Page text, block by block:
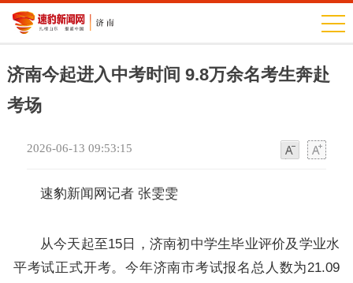
济南今起进入中考时间 9.8万余名考生奔赴
考场
2026-06-13 09:53:15
速豹新闻网记者 张雯雯
从今天起至15日，济南初中学生毕业评价及学业水
平考试正式开考。今年济南市考试报名总人数为21.09